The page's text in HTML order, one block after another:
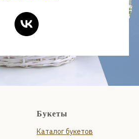
Букеты
Каталог букетов